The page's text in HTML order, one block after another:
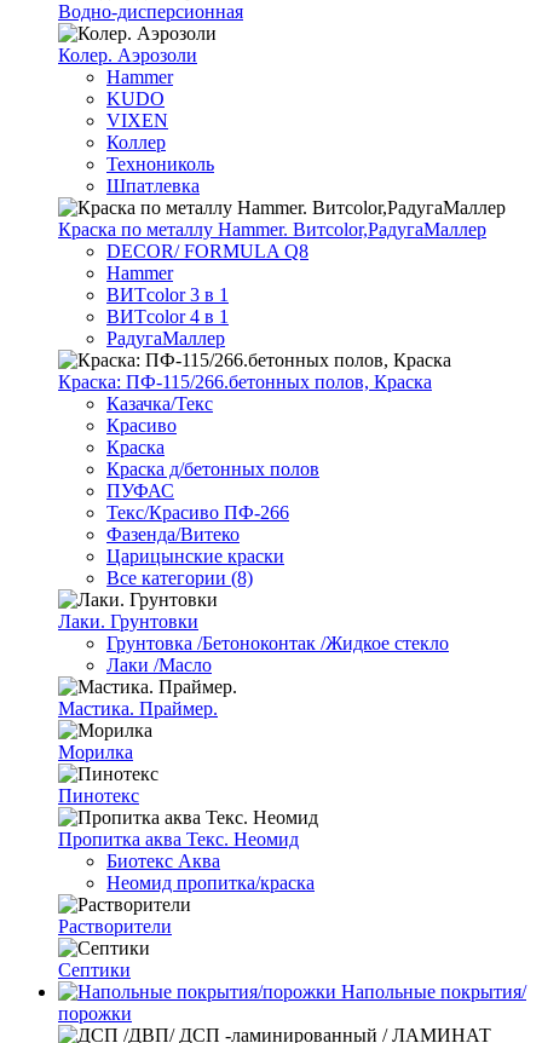
Водно-дисперсионная
Колер. Аэрозоли
Hammer
KUDO
VIXEN
Коллер
Технониколь
Шпатлевка
Краска по металлу Hammer. Витcolor,РадугаМаллер
DECOR/ FORMULA Q8
Hammer
ВИТcolor 3 в 1
ВИТcolor 4 в 1
РадугаМаллер
Краска: ПФ-115/266.бетонных полов, Краска
Казачка/Текс
Красиво
Краска
Краска д/бетонных полов
ПУФАС
Текс/Красиво ПФ-266
Фазенда/Витеко
Царицынские краски
Все категории (8)
Лаки. Грунтовки
Грунтовка /Бетоноконтак /Жидкое стекло
Лаки /Масло
Мастика. Праймер.
Морилка
Пинотекс
Пропитка аква Текс. Неомид
Биотекс Аква
Неомид пропитка/краска
Растворители
Септики
Напольные покрытия/
порожки